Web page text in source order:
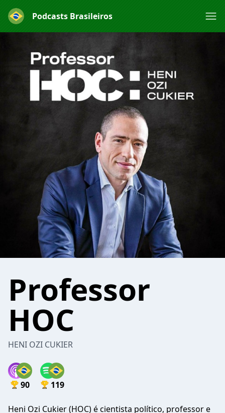
Podcasts Brasileiros
Professor
HOC
HENI OZI CUKIER
90 119
Heni Ozi Cukier (HOC) é cientista político, professor e